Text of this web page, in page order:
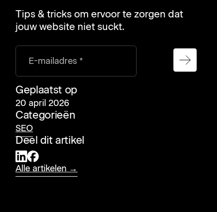
Geplaatst op
20 april 2026
Categorieën
SEO
Deel dit artikel
Alle artikelen →
Tips & tricks om ervoor te zorgen dat
jouw website niet suckt.
E-mailadres *